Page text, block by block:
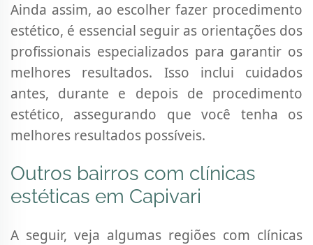
Ainda assim, ao escolher fazer procedimento
estético, é essencial seguir as orientações dos
profissionais especializados para garantir os
melhores resultados. Isso inclui cuidados
antes, durante e depois de procedimento
estético, assegurando que você tenha os
melhores resultados possíveis.
Outros bairros com clínicas
estéticas em Capivari
A seguir, veja algumas regiões com clínicas